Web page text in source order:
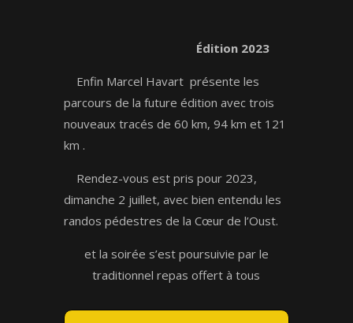
Édition 2023
Enfin Marcel Havart présente les
parcours de la future édition avec trois
nouveaux tracés de 60 km, 94 km et 121
km .
Rendez-vous est pris pour 2023,
dimanche 2 juillet, avec bien entendu les
randos pédestres de la Cœur de l’Oust.
et la soirée s’est poursuivie par le
traditionnel repas offert à tous